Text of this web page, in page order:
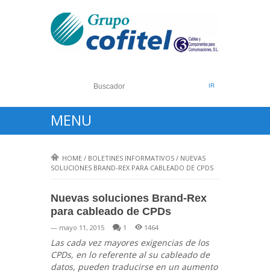
MENU
HOME / BOLETINES INFORMATIVOS / NUEVAS
SOLUCIONES BRAND-REX PARA CABLEADO DE CPDS
Nuevas soluciones Brand-Rex
para cableado de CPDs
— mayo 11, 2015 1 1464
Las cada vez mayores exigencias de los
CPDs, en lo referente al su cableado de
datos, pueden traducirse en un aumento